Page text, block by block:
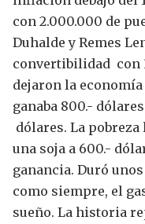
con 2.000.000 de
Duhalde y Remes
convertibilidad con
dejaron la
ganaba 800.-
dólares. La
una soja a 600.-
ganancia. Duró
como siempre, el
sueño. La historia